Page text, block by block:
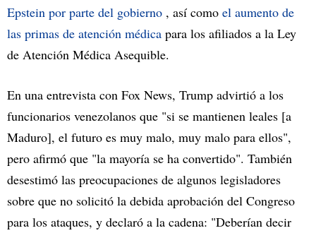
Epstein por parte del gobierno , así como el aumento de
las primas de atención médica para los afiliados a la Ley
de Atención Médica Asequible.
En una entrevista con Fox News, Trump advirtió a los
funcionarios venezolanos que "si se mantienen leales [a
Maduro], el futuro es muy malo, muy malo para ellos",
pero afirmó que "la mayoría se ha convertido". También
desestimó las preocupaciones de algunos legisladores
sobre que no solicitó la debida aprobación del Congreso
para los ataques, y declaró a la cadena: "Deberían decir